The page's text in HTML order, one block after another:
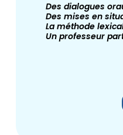
Des dialogues
Des mises en
La méthode
Un professeur